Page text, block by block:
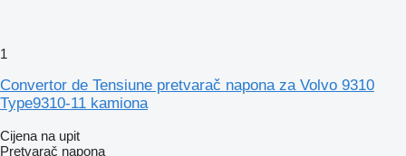
1
Convertor de Tensiune pretvarač napona za Volvo 9310
Type9310-11 kamiona
Cijena na upit
Pretvarač napona